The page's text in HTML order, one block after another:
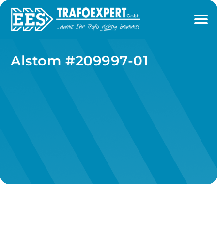
Alstom #209997-01